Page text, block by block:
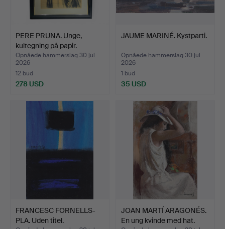
PERE PRUNA. Unge,
kultegning på papir.
Opnåede hammerslag 30 jul
2026
12 bud
278 USD
JAUME MARINÉ. Kystparti.
Opnåede hammerslag 30 jul
2026
1 bud
35 USD
FRANCESC FORNELLS-
PLA. Uden titel.
JOAN MARTÍ ARAGONÉS.
En ung kvinde med hat.